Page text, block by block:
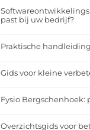
past bij uw bedrijf?
Praktische
Gids voor kleine
Fysio
Overzichtsgids voor